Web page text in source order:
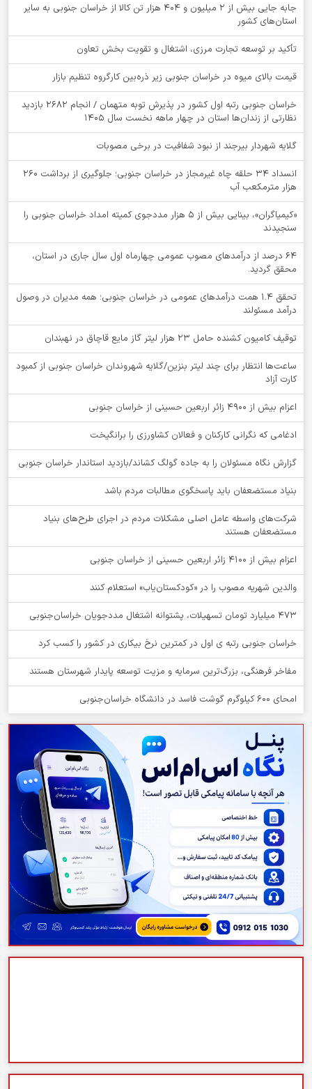
جابه جایی بیش از 2 میلیون و 404 هزار تن کالا از خراسان جنوبی به سایر
استان‌های کشور
تأکید بر توسعه تجارت مرزی، اشتغال و تقویت بخش تعاون
قیمت بالای میوه در خراسان جنوبی زیر ذره‌بین کارگروه تنظیم بازار
خراسان جنوبی رتبه اول کشور در پذیرش توبه متهمان / انجام ۲۶۸۲ بازدید
نظارتی از زندان‌ها استان در چهار ماهه نخست سال 1405
گلایه شهردار بیرجند از نبود شفافیت در برخی مصوبات
انسداد ۳۴ حلقه چاه غیرمجاز در خراسان جنوبی؛ جلوگیری از برداشت ۲۶۰
هزار مترمکعب آب
«کیمیاگران»، بینایی بیش از ۵ هزار مددجوی کمیته امداد خراسان جنوبی را
سنجیدند
64 درصد از درآمدهای مصوب عمومی چهارماه اول سال جاری در استان،
محقق گردید.
تحقق ۱.۴ همت درآمدهای عمومی در خراسان جنوبی؛ همه مدیران در وصول
درآمد مسئولند
توقيف کامیون کشنده حامل 23 هزار لیتر گاز مایع قاچاق در نهبندان
ساعت‌ها انتظار برای چند لیتر بنزین/گلایه شهروندان خراسان جنوبی از کمبود
کارت آزاد
اعزام بیش از 4900 زائر اربعین حسینی از خراسان جنوبی
ادغامی که نگرانی کارکنان و فعالان کشاورزی را برانگیخت
گزارش نگاه مسئولان را به جاده گولگ کشاند/بازدید استاندار خراسان جنوبی
بنیاد مستضعفان باید پاسخگوی مطالبات مردم باشد
شرکت‌های واسطه عامل اصلی مشکلات مردم در اجرای طرح‌های بنیاد
مستضعفان هستند
اعزام بیش از 4100 زائر اربعین حسینی از خراسان جنوبی
والدین شهریه مصوب را در «کودکستان‌یاب» استعلام کنند
۴۷۳ میلیارد تومان تسهیلات، پشتوانه اشتغال مددجویان خراسان‌جنوبی
خراسان جنوبی رتبه ی اول در کمترین نرخ بیکاری در کشور را کسب کرد
مفاخر فرهنگی، بزرگ‌ترین سرمایه و مزیت توسعه پایدار شهرستان هستند
امحای ۶۰۰ کیلوگرم گوشت فاسد در دانشگاه خراسان‌جنوبی